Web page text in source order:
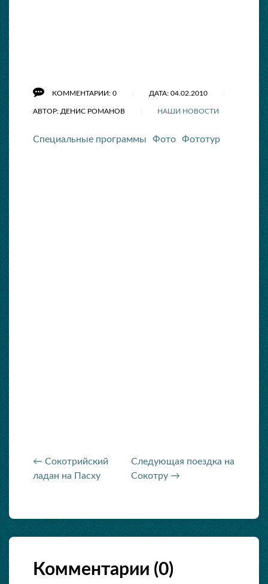
КОММЕНТАРИИ: 0 ДАТА: 04.02.2010
АВТОР: ДЕНИС РОМАНОВ НАШИ НОВОСТИ
Специальные программы Фото Фототур
← Сокотрийский
ладан на Пасху
Следующая поездка на
Сокотру →
Комментарии (0)